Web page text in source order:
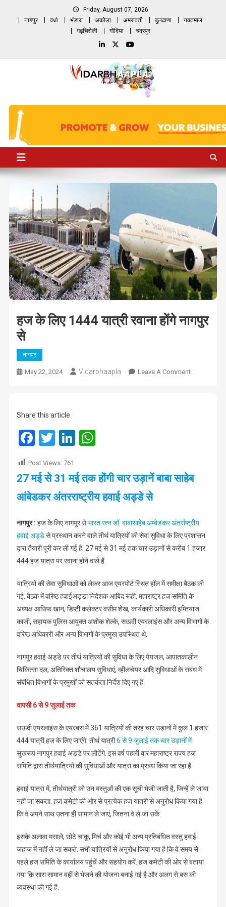
Friday, August 07, 2026
नागपुर
वर्धा भंडारा अकोला अमरावती बुलढाणा
यवतमाल
गढ़चिरोली
गोंदिया चंद्रपुर
हज के लिए 1444 यात्री रवाना होंगे नागपुर
से
नागपुर
May 22, 2024 Vidarbhaapla Leave A CommentOn
से
Share this article
Facebook
TwitterLinkedIn
WhatsApp
Post Views: 761
27 मई से 31 मई तक होंगी चार उड़ानें बाबा साहेब
आंबेडकर अंतरराष्ट्रीय हवाई अड्डे से
नागपुर : हज के लिए नागपुर सेभारत रत्न डॉ. बाबासाहेब अम्बेडकर अंतर्राष्ट्रीय
हवाई अड्डेसे प्रस्थान करने वाले तीर्थ यात्रियों की सेवा सुविधा के लिए प्रशासन
द्वारा तैयारी पूरी कर ली गई है. 27 मई से 31 मई तक चार उड़ानों से करीब 1 हजार
444 हज यात्रा पर रवाना होने वाले हैं.
यात्रियों की सेवा सुविधाओं को लेकर आज एयरपोर्ट स्थित हॉल में समीक्षा बैठक की
गई. बैठक में वरिष्ठ हवाईअड्डा निदेशक आबिद रूही, महाराष्ट्र हज समिति के
अध्यक्ष आसिफ खान, डिप्टी कलेक्टर वसीम शेख, कार्यकारी अधिकारी इम्तियाज
काजी, सहायक पुलिस आयुक्त अशोक शेल्के, सऊदी एयरलाइंस और अन्य विभागों के
वरिष्ठ अधिकारी और अन्य विभागों के प्रमुख उपस्थित थे.
नागपुर हवाई अड्डे पर तीर्थ यात्रियों की सुविधा के लिए पेयजल, आपातकालीन
चिकित्सा दल, अतिरिक्त शौचालय सुविधाएं, व्हीलचेयर आदि सुविधाओं के संबंध में
संबंधित विभागों के प्रमुखों को सतर्कता निर्देश दिए गए हैं.
वापसी 6 से 9 जुलाई तक
सऊदी एयरलाइंस के एयरबस में 361 यात्रियों की तरह चार उड़ानों में कुल 1 हजार
444 यात्री हज के लिए जाएंगे. तीर्थ यात्री6 से 9 जुलाई तक चार उड़ानों में
सुखरूप नागपुर हवाई अड्डे पर लौटेंगे. इस वर्ष पहली बार महाराष्ट्र राज्य हज
समिति द्वारा तीर्थयात्रियों की सुविधाओं और यात्रा का प्रबंध किया जा रहा है.
हवाई यात्रा में, तीर्थयात्री को उन वस्तुओं की एक सूची भेजी जाती है, जिन्हें ले जाया
नहीं जा सकता. हज कमेटी की ओर से प्रत्येक हज यात्री से अनुरोध किया गया है
कि वे अपने साथ उतना ही सामान ले जाएं, जितना वे ले जा सकें.
इसके अलावा मसाले, छोटे चाकू, मिर्च और कोई भी अन्य प्रतिबंधित वस्तु हवाई
जहाज में नहीं ले जा सकते. सभी यात्रियों से अनुरोध किया गया है कि वे समय से
पहले हज समिति के कार्यालय पहुंचें और सहयोग करें. हज कमेटी की ओर से बताया
गया कि सारा सामान वहीं से भेजने की योजना बनाई गई है और अलग से बस की
व्यवस्था की गई है.